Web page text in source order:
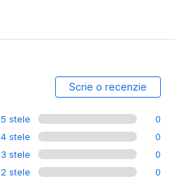
Scrie o recenzie
5 stele
0
4 stele
0
3 stele
0
2 stele
0